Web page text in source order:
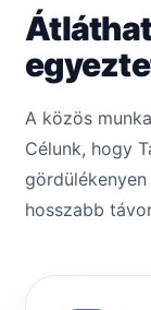
A közös
Célunk, hogy
hosszabb